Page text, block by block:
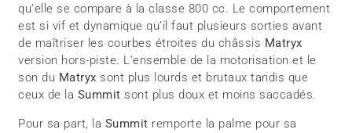
qu’elle se compare à la classe 800 cc. Le comportement
est si vif et dynamique qu’il faut plusieurs sorties avant
de maîtriser les courbes étroites du châssis Matryx
version hors-piste. L’ensemble de la motorisation et le
son du Matryx sont plus lourds et brutaux tandis que
ceux de la Summit sont plus doux et moins saccadés.
Pour sa part, la Summit remporte la palme pour sa